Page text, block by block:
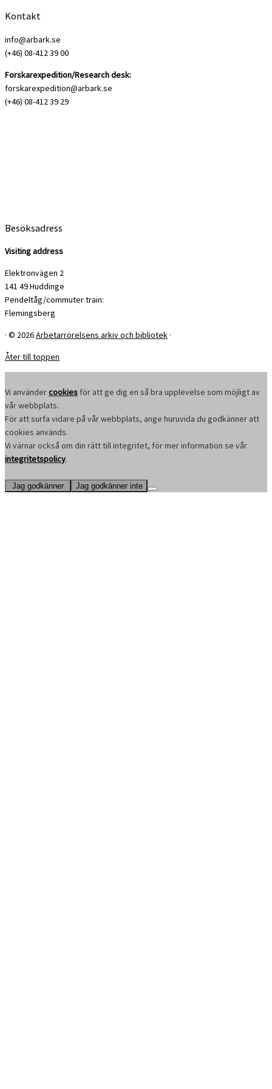
Kontakt
info@arbark.se
(+46) 08-412 39 00
Forskarexpedition/Research desk:
forskarexpedition@arbark.se
(+46) 08-412 39 29
Besöksadress
Visiting address
Elektronvägen 2
141 49 Huddinge
Pendeltåg/commuter train:
Flemingsberg
· © 2026Arbetarrörelsens arkiv och bibliotek ·
Åter till toppen
Vi användercookies för att ge dig en så bra upplevelse som möjligt av
vår webbplats.
För att surfa vidare på vår webbplats, ange huruvida du godkänner att
cookies används.
Vi värnar också om din rätt till integritet, för mer information se vår
integritetspolicy.
Jag godkänner Jag godkänner inte